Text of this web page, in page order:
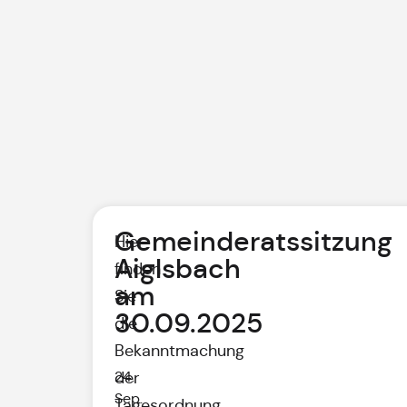
24.
Sep.
Gemeinderatssitzung
Aiglsbach
am
30.09.2025
Hier
finden
Sie
die
Bekanntmachung
der